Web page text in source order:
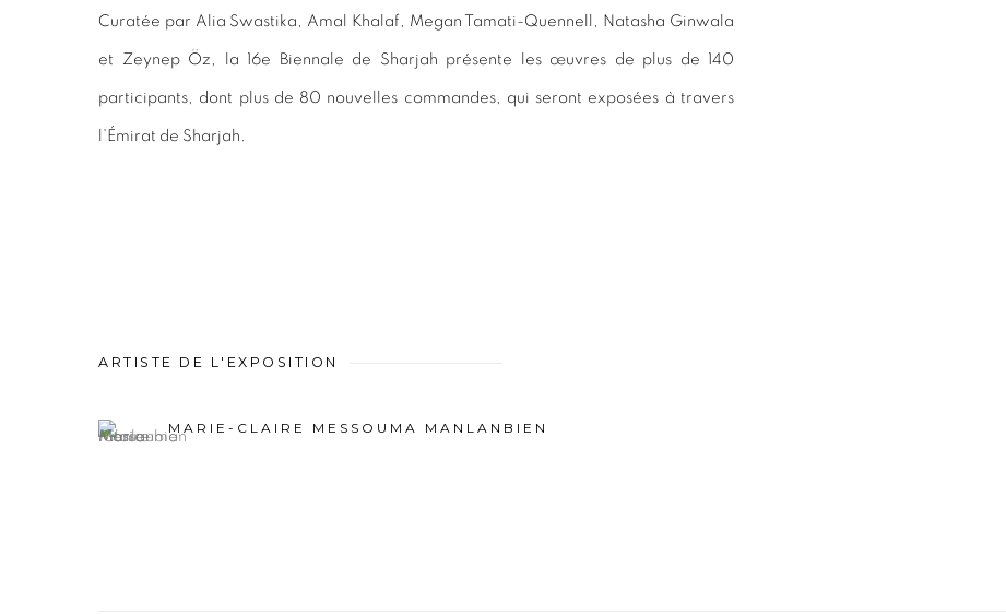
Curatée par Alia Swastika, Amal Khalaf, Megan Tamati-Quennell, Natasha Ginwala
et Zeynep Öz, la 16e Biennale de Sharjah présente les œuvres de plus de 140
participants, dont plus de 80 nouvelles commandes, qui seront exposées à travers
l’Émirat de Sharjah.
ARTISTE DE L'EXPOSITION
MARIE-CLAIRE MESSOUMA MANLANBIEN